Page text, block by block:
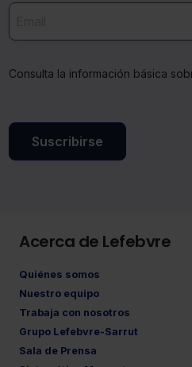
Consulta la información básica
Suscribirse
Acerca de Lefebvre
Quiénes somos
Nuestro equipo
Trabaja con nosotros
Grupo Lefebvre-Sarrut
Sala de Prensa